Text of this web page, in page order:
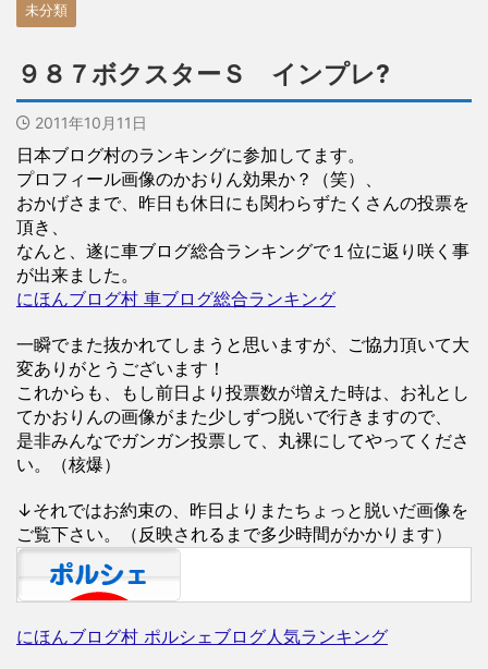
未分類
９８７ボクスターＳ インプレ?
2011年10月11日
日本ブログ村のランキングに参加してます。
プロフィール画像のかおりん効果か？（笑）、
おかげさまで、昨日も休日にも関わらずたくさんの投票を
頂き、
なんと、遂に車ブログ総合ランキングで１位に返り咲く事
が出来ました。
にほんブログ村 車ブログ総合ランキング
一瞬でまた抜かれてしまうと思いますが、ご協力頂いて大
変ありがとうございます！
これからも、もし前日より投票数が増えた時は、お礼とし
てかおりんの画像がまた少しずつ脱いで行きますので、
是非みんなでガンガン投票して、丸裸にしてやってくださ
い。（核爆）
↓それではお約束の、昨日よりまたちょっと脱いだ画像を
ご覧下さい。（反映されるまで多少時間がかかります）
にほんブログ村 ポルシェブログ人気ランキング